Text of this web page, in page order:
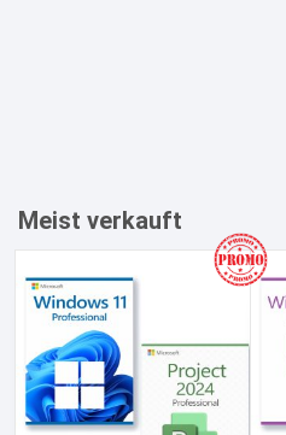
Meist verkauft